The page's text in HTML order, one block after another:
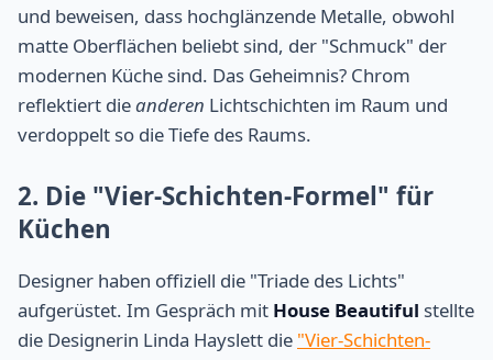
und beweisen, dass hochglänzende Metalle, obwohl
matte Oberflächen beliebt sind, der "Schmuck" der
modernen Küche sind. Das Geheimnis? Chrom
reflektiert dieanderen Lichtschichten im Raum und
verdoppelt so die Tiefe des Raums.
2. Die "Vier-Schichten-Formel" für
Küchen
Designer haben offiziell die "Triade des Lichts"
aufgerüstet. Im Gespräch mit House Beautiful stellte
die Designerin Linda Hayslett die "Vier-Schichten-